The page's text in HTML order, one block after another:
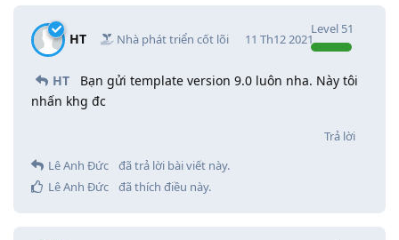
HT Nhà phát triển cốt lõi
Level 51
11 Th12 2021
HT
Bạn gửi template version 9.0 luôn nha. Này tôi
nhấn khg đc
Trả lời
Lê Anh Đức
đã trả lời bài viết này.
Lê Anh Đức
đã thích điều này.